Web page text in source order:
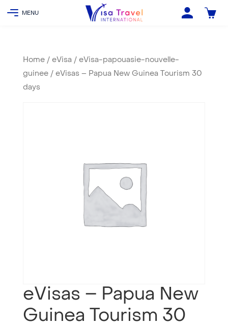
Home/ eVisa / eVisa-papouasie-nouvelle-
guinee/ eVisas – Papua New Guinea Tourism 30
days
eVisas – Papua New
Guinea Tourism 30